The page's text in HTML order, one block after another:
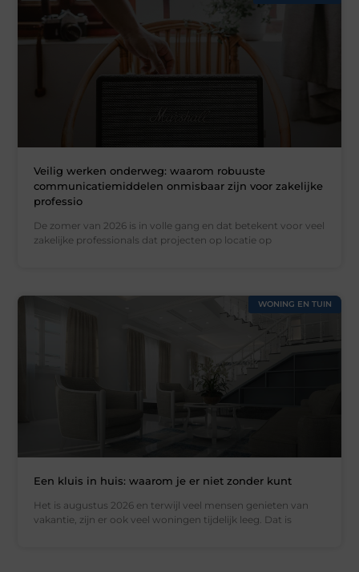
Veilig werken onderweg: waarom robuuste
communicatiemiddelen onmisbaar zijn voor zakelijke
professio
De zomer van 2026 is in volle gang en dat betekent voor veel
zakelijke professionals dat projecten op locatie op
WONING EN TUIN
Een kluis in huis: waarom je er niet zonder kunt
Het is augustus 2026 en terwijl veel mensen genieten van
vakantie, zijn er ook veel woningen tijdelijk leeg. Dat is